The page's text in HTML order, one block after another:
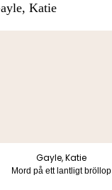
Katie
Gayle, Katie
Mord på ett lantligt bröllop